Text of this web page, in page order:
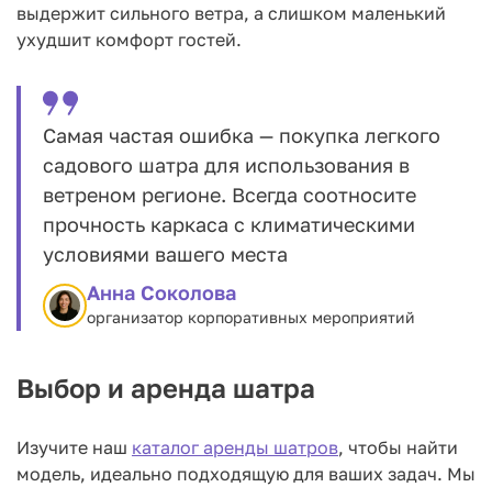
выдержит сильного ветра, а слишком маленький
ухудшит комфорт гостей.
Самая частая ошибка — покупка легкого
садового шатра для использования в
ветреном регионе. Всегда соотносите
прочность каркаса с климатическими
условиями вашего места
Анна Соколова
организатор корпоративных мероприятий
Выбор и аренда шатра
Изучите наш каталог аренды шатров, чтобы найти
модель, идеально подходящую для ваших задач. Мы